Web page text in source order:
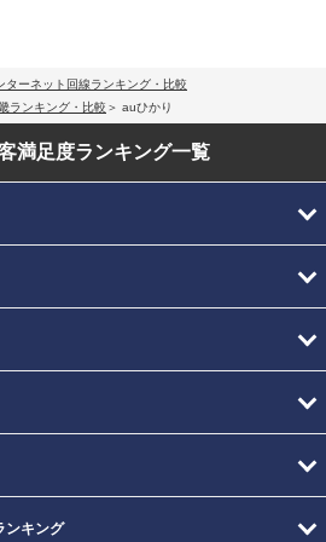
ターネット回線ランキング・比較
ランキング・比較
auひかり
満足度ランキング一覧
ンキング